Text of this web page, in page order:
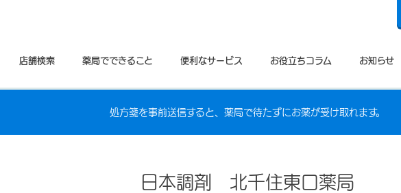
店舗検索 薬局でできること 便利なサービス お役立ちコラム お知らせ
処方箋を事前送信すると、薬局で待たずにお薬が受け取れます。
日本調剤 北千住東口薬局